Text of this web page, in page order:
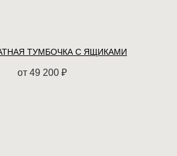
ТУМБОЧКА С ЯЩИКАМИ
от 49 200 ₽